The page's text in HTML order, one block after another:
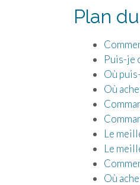
Plan
Puis-je
Où
Où
Le
Le
Où